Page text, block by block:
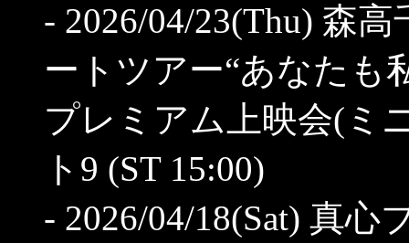
- 2026/04/23(Thu) 森
ートツアー“あなたも
プレミアム上映会(ミ
ト9 (ST 15:00)
- 2026/04/18(Sat) 真